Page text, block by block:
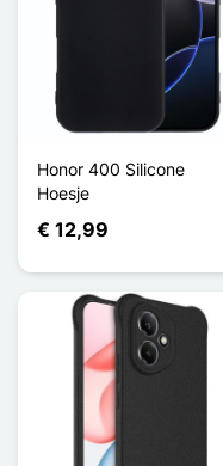
Honor 400 Silicone
Hoesje
€ 12,99